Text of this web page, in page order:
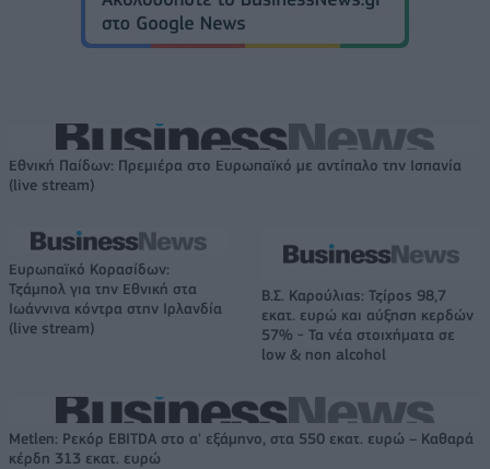
Εθνική Παίδων: Πρεμιέρα στο Ευρωπαϊκό με αντίπαλο την Ισπανία
(live stream)
Ευρωπαϊκό Κορασίδων:
Τζάμπολ για την Εθνική στα
Ιωάννινα κόντρα στην Ιρλανδία
(live stream)
Β.Σ. Καρούλιας: Τζίρος 98,7
εκατ. ευρώ και αύξηση κερδών
57% - Τα νέα στοιχήματα σε
low & non alcohol
Metlen: Ρεκόρ EBITDA στο α' εξάμηνο, στα 550 εκατ. ευρώ – Καθαρά
κέρδη 313 εκατ. ευρώ